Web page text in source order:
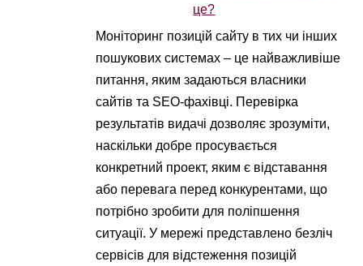
це?
Моніторинг позицій сайту в тих чи інших
пошукових системах – це найважливіше
питання, яким задаються власники
сайтів та SEO-фахівці. Перевірка
результатів видачі дозволяє зрозуміти,
наскільки добре просувається
конкретний проект, яким є відставання
або перевага перед конкурентами, що
потрібно зробити для поліпшення
ситуації. У мережі представлено безліч
сервісів для відстеження позицій